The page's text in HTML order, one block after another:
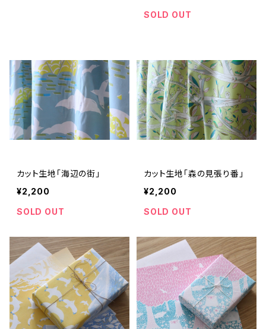
SOLD OUT
カット生地「海辺の街」
¥2,200
SOLD OUT
カット生地「森の見張り番」
¥2,200
SOLD OUT